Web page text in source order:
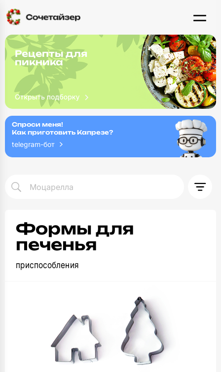
Рецепты для
пикника
Спроси меня!
Как приготовить Капрезе?
telegram-бот
Формы для
печенья
приспособления